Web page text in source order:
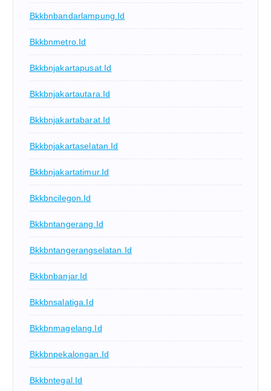
Bkkbnbandarlampung.id
Bkkbnmetro.id
Bkkbnjakartapusat.id
Bkkbnjakartautara.id
Bkkbnjakartabarat.id
Bkkbnjakartaselatan.id
Bkkbnjakartatimur.id
Bkkbncilegon.id
Bkkbntangerang.id
Bkkbntangerangselatan.id
Bkkbnbanjar.id
Bkkbnsalatiga.id
Bkkbnmagelang.id
Bkkbnpekalongan.id
Bkkbntegal.id